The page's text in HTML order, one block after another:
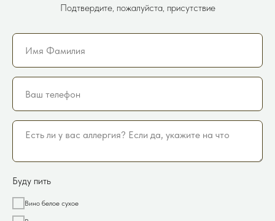
Подтвердите, пожалуйста, присутствие
Буду пить
Вино белое сухое